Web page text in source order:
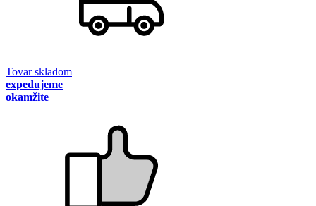
Tovar skladom
expedujeme
okamžite